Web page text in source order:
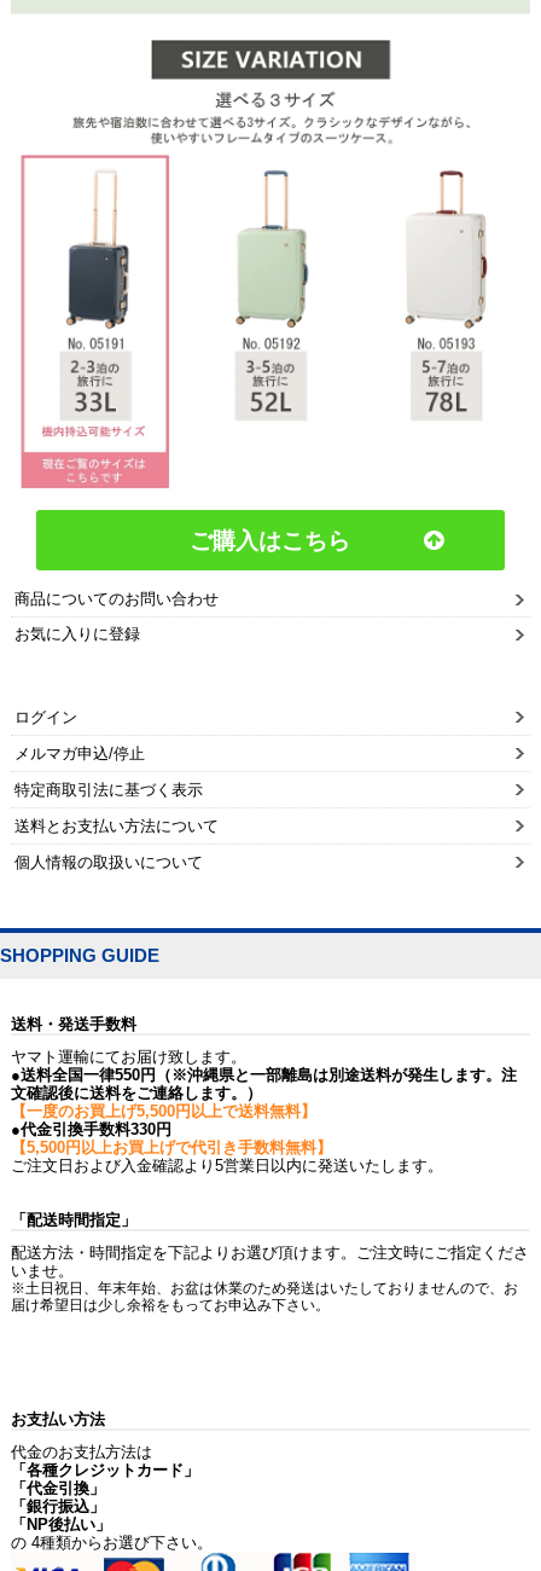
ご購入はこちら
商品についてのお問い合わせ
お気に入りに登録
ログイン
メルマガ申込/停止
特定商取引法に基づく表示
送料とお支払い方法について
個人情報の取扱いについて
SHOPPING GUIDE
送料・発送手数料
ヤマト運輸にてお届け致します。
●送料全国一律550円（※沖縄県と一部離島は別途送料が発生します。注
文確認後に送料をご連絡します。）
【一度のお買上げ5,500円以上で送料無料】
●代金引換手数料330円
【5,500円以上お買上げで代引き手数料無料】
ご注文日および入金確認より5営業日以内に発送いたします。
「配送時間指定」
配送方法・時間指定を下記よりお選び頂けます。ご注文時にご指定くださ
いませ。
※土日祝日、年末年始、お盆は休業のため発送はいたしておりませんので、お
届け希望日は少し余裕をもってお申込み下さい。
お支払い方法
代金のお支払方法は
「各種クレジットカード」
「代金引換」
「銀行振込」
「NP後払い」
の 4種類からお選び下さい。